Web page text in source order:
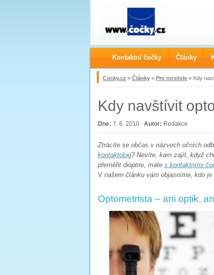
Cocky.cz » Články » Pro nositele » Kdy
Kdy navštívit
Dne: 7. 6. 2010 Autor: Redakce
Ztrácíte se občas v názvech očních
kontaktolog? Nevíte, kam zajít, když
přeměřit dioptrie, máte s kontaktními
V našem článku vám objasníme, kdo
Optometrista – ani optik,
Kontaktní čočky Články